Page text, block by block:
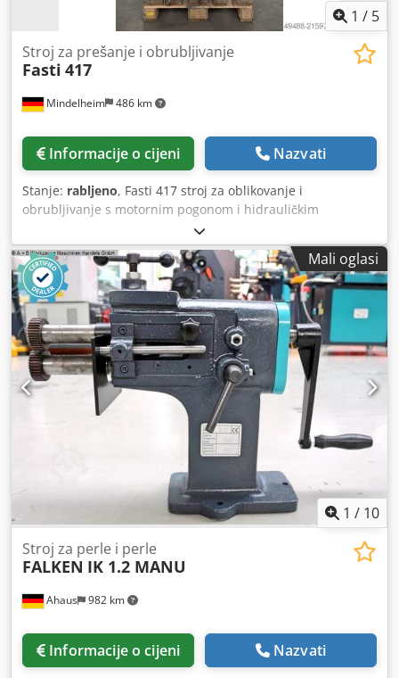
1 / 5
Mindelheim 486 km
Stroj za prešanje i obrubljivanje
Fasti 417
Informacije o cijeni Nazvati
Stanje: rabljeno, Fasti 417 stroj za oblikovanje i
obrubljivanje s motornim pogonom i hidrauličkim
podešavanjem gornjeg valjka Stanje: rabljeno Tehnički
podaci Tip 125/3 Kapacitet: 3,0 mm Udaljenost između
središta valjaka: 125 mm Izbacivanje: 500 mm Radna
dubina: 430 mm Dedpsyxdl Iofx Ac Neck Pogon 2
(standardno): 1,5/2,5 kW Pogon 3: 3,0 kW Pogon hidraulika:
0,75 kW Detalji: bez valjaka bez graničnika Mjenjač s
dvostrukim brojem okretaja, brzina valjaka V06/12 m/min.
Mali oglasi
1 / 10
Ahaus 982 km
Stroj za perle i perle
FALKEN IK 1.2 MANU
Informacije o cijeni Nazvati